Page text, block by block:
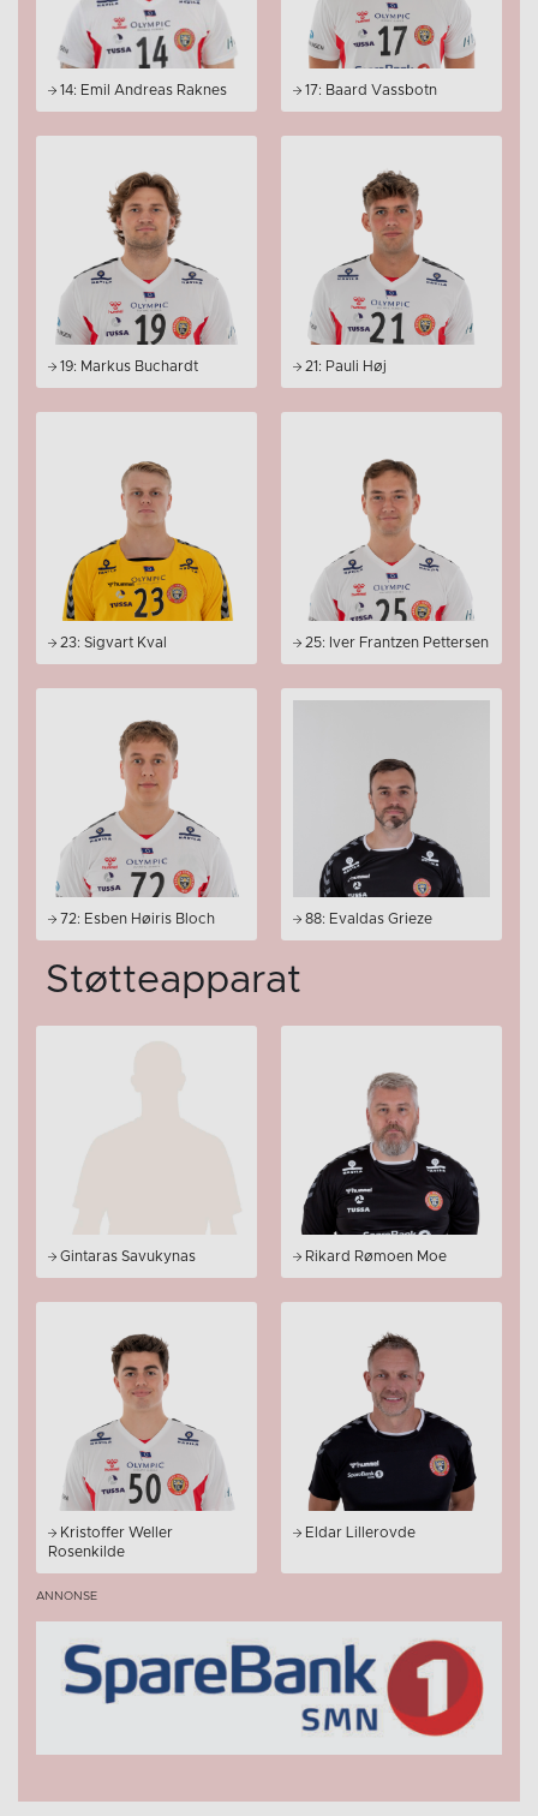
14: Emil Andreas Raknes 17: Baard Vassbotn
19: Markus Buchardt 21: Pauli Høj
23: Sigvart Kval 25: Iver Frantzen Pettersen
72: Esben Høiris Bloch 88: Evaldas Grieze
Støtteapparat
Gintaras Savukynas Rikard Rømoen Moe
Kristoffer Weller
Rosenkilde
Eldar Lillerovde